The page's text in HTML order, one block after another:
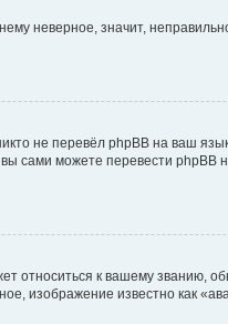
неверное, значит,
не перевёл phpBB на ваш
вы сами можете перевести
относиться к вашему званию,
изображение известно как